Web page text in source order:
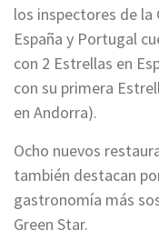
los inspectores de la
España y Portugal
con 2 Estrellas en
con su primera
en Andorra).
Ocho nuevos
también destacan
gastronomía más
Green Star.